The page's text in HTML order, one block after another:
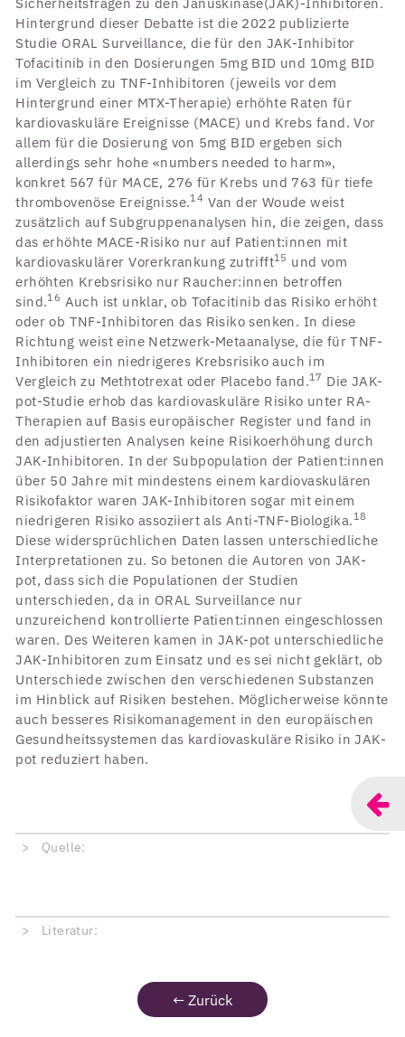
Hintergrund dieser Debatte ist die 2022 publizierte
Studie ORAL Surveillance, die für den JAK-Inhibitor
Tofacitinib in den Dosierungen 5mg BID und 10mg BID
im Vergleich zu TNF-Inhibitoren (jeweils vor dem
Hintergrund einer MTX-Therapie) erhöhte Raten für
kardiovaskuläre Ereignisse (MACE) und Krebs fand. Vor
allem für die Dosierung von 5mg BID ergeben sich
allerdings sehr hohe «numbers needed to harm»,
konkret 567 für MACE, 276 für Krebs und 763 für tiefe
thrombovenöse Ereignisse.14 Van der Woude weist
zusätzlich auf Subgruppenanalysen hin, die zeigen, dass
das erhöhte MACE-Risiko nur auf Patient:innen mit
kardiovaskulärer Vorerkrankung zutrifft15 und vom
erhöhten Krebsrisiko nur Raucher:innen betroffen
sind.16 Auch ist unklar, ob Tofacitinib das Risiko erhöht
oder ob TNF-Inhibitoren das Risiko senken. In diese
Richtung weist eine Netzwerk-Metaanalyse, die für TNF-
Inhibitoren ein niedrigeres Krebsrisiko auch im
Vergleich zu Methtotrexat oder Placebo fand.17 Die JAK-
pot-Studie erhob das kardiovaskuläre Risiko unter RA-
Therapien auf Basis europäischer Register und fand in
den adjustierten Analysen keine Risikoerhöhung durch
JAK-Inhibitoren. In der Subpopulation der Patient:innen
über 50 Jahre mit mindestens einem kardiovaskulären
Risikofaktor waren JAK-Inhibitoren sogar mit einem
niedrigeren Risiko assoziiert als Anti-TNF-Biologika. 18
Diese widersprüchlichen Daten lassen unterschiedliche
Interpretationen zu. So betonen die Autoren von JAK-
pot, dass sich die Populationen der Studien
unterschieden, da in ORAL Surveillance nur
unzureichend kontrollierte Patient:innen eingeschlossen
waren. Des Weiteren kamen in JAK-pot unterschiedliche
JAK-Inhibitoren zum Einsatz und es sei nicht geklärt, ob
Unterschiede zwischen den verschiedenen Substanzen
im Hinblick auf Risiken bestehen. Möglicherweise könnte
auch besseres Risikomanagement in den europäischen
Gesundheitssystemen das kardiovaskuläre Risiko in JAK-
pot reduziert haben.
Quelle:
Literatur:
← Zurück